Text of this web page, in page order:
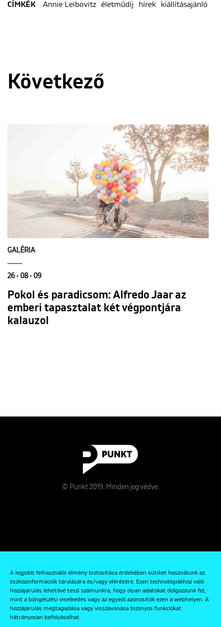
A legjobb felhasználói élmény biztosítása érdekében sütiket használunk az
eszközinformációk tárolására és/vagy elérésére. Ezen technológiákhoz való
hozzájárulás lehetővé teszi számunkra, hogy olyan adatokat dolgozzunk fel,
mint a böngészési viselkedés vagy az egyedi azonosítók ezen a webhelyen. A
hozzájárulás megtagadása vagy visszavonása bizonyos funkciókat
hátrányosan befolyásolhat.
CÍMKÉK Annie Leibovitz életműdíj hírek kiállításajánló
Következő
GALÉRIA
26 • 08 • 09
Pokol és paradicsom: Alfredo Jaar az
emberi tapasztalat két végpontjára
kalauzol
© Punkt 2019. Minden jog védve.
Kapcsolat
Adatkezelési és Adatvédelmi Szabályzat